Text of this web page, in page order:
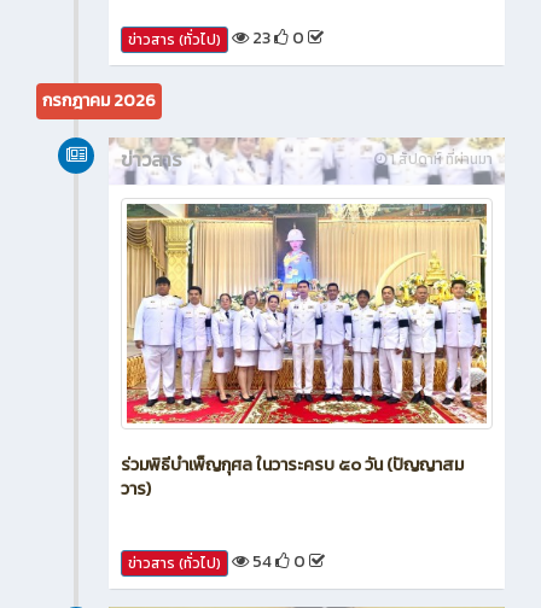
23 0
กรกฎาคม 2026
ข่าวสาร
ร่วมพิธีบำเพ็ญกุศล ในวาระครบ ๕๐ วัน (ปัญญาสม
ข่าวสาร (ทั่วไป) 54 0